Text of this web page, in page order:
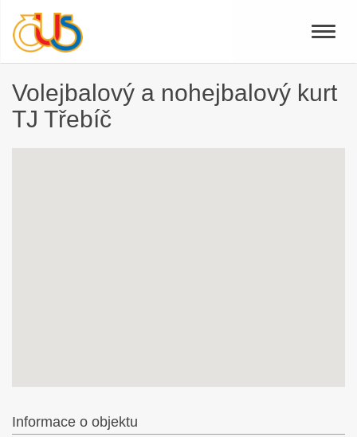
Toggle
Volejbalový a nohejbalový kurt
TJ Třebíč
Informace o objektu